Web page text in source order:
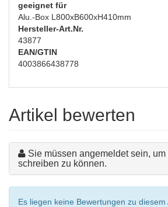
geeignet für
Alu.-Box L800xB600xH410mm
Hersteller-Art.Nr.
43877
EAN/GTIN
4003866438778
Artikel bewerten
Sie müssen angemeldet sein,
schreiben zu können.
Es liegen keine Bewertungen zu diesem